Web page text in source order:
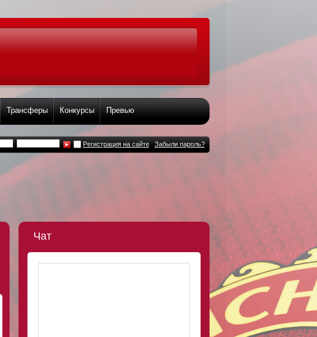
Трансферы Конкурсы Превью
Регистрация на сайте Забыли пароль?
Чат